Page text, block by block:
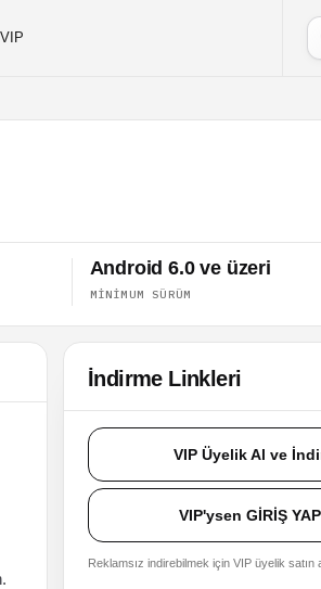
VIP
Android 6.0 ve üzeri
MINIMUM SÜRÜM
İndirme Linkleri
VIP Üyelik Al ve
VIP'ysen GİRİŞ YAP
Reklamsız indirebilmek için VIP üyelik satın